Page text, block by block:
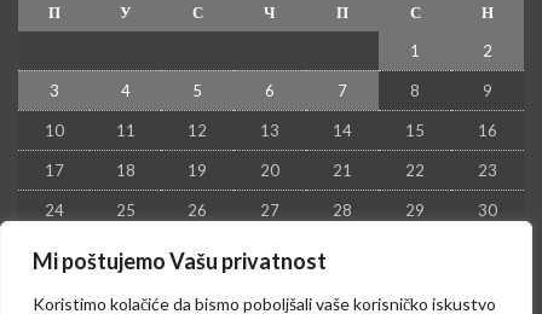
Mi poštujemo Vašu privatnost
Koristimo kolačiće da bismo poboljšali vaše korisničko iskustvo
П У С Ч П С
Н
1
2
3 4 5 6 7 8 9
10 11 12 13 14 15 16
17 18 19 20 21 22 23
24 25 26 27 28 29 30
31